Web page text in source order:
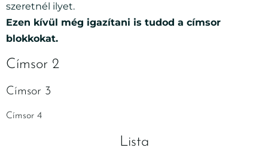
szeretnél ilyet.
Ezen kívül még igazítani is tudod a címsor
blokkokat.
Címsor 2
Címsor 3
Címsor 4
Lista